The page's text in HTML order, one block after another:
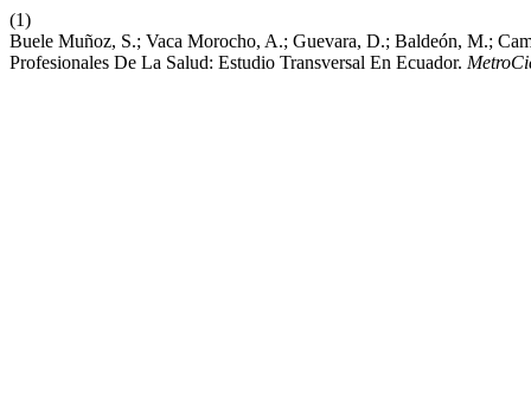
(1)
Buele Muñoz, S.; Vaca Morocho, A.; Guevara, D.; Baldeón, M.;
Profesionales De La Salud: Estudio Transversal En Ecuador.